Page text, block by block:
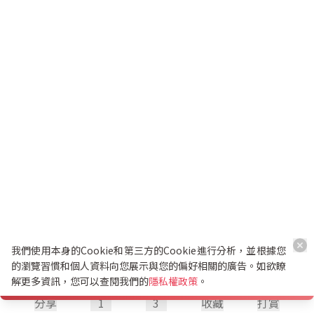
分享 1 3 收藏 打賞
我們使用本身的Cookie和第三方的Cookie進行分析，並根據您
的瀏覽習慣和個人資料向您展示與您的偏好相關的廣告。如欲瞭
解更多資訊，您可以查閱我們的隱私權政策 。